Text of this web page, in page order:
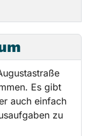
Es gibt
auch einfach
zu